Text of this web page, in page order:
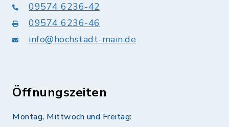
09574 6236-42
09574 6236-46
info@hochstadt-main.de
Öffnungszeiten
Montag, Mittwoch und Freitag: